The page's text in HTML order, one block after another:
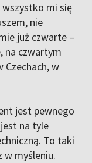
mi się
nie
już czwarte –
na czwartym
w
jest pewnego
na tyle
To taki
w myśleniu.